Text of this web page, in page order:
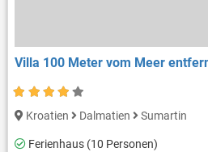
Villa 100 Meter vom Meer
Kroatien Dalmatien Sumartin
Ferienhaus (10 Personen)